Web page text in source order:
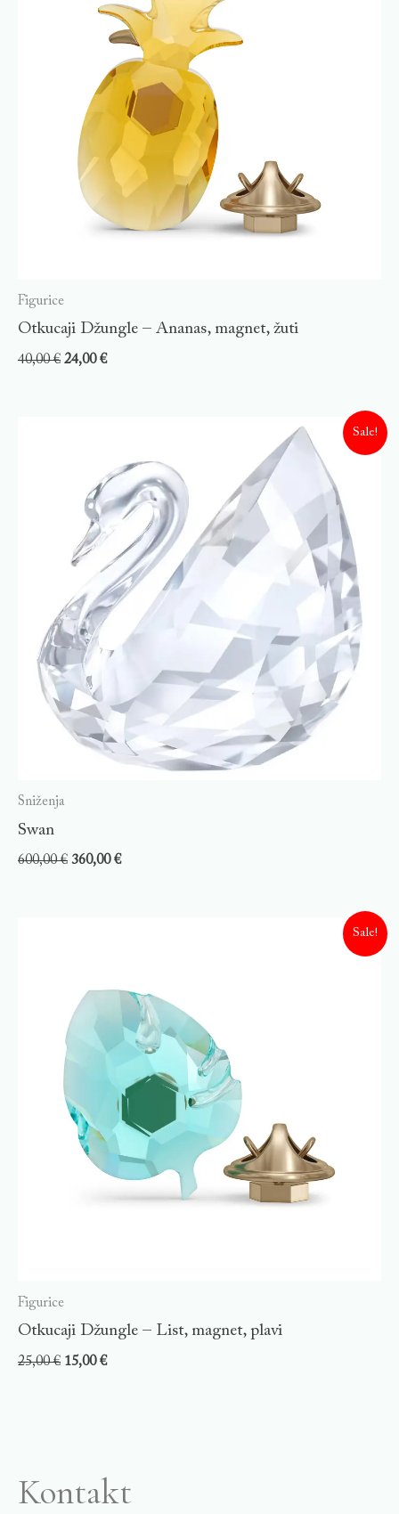
Figurice
Otkucaji Džungle – Ananas, magnet, žuti
40,00€ 24,00€
Sale!
Sniženja
Swan
600,00€ 360,00€
Sale!
Figurice
Otkucaji Džungle – List, magnet, plavi
25,00€ 15,00€
Kontakt